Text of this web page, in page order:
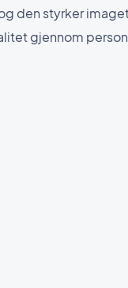
den styrker
gjennom